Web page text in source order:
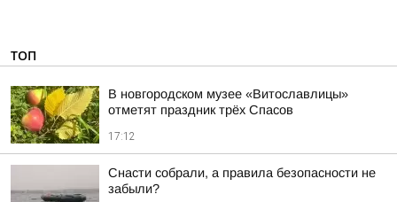
ТОП
В новгородском музее «Витославлицы»
отметят праздник трёх Спасов
17:12
Снасти собрали, а правила безопасности не
забыли?